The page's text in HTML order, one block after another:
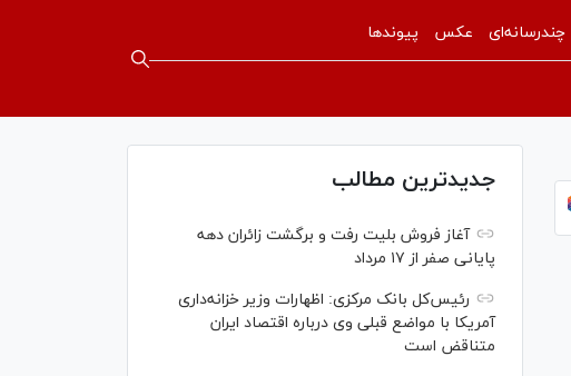
چندرسانه‌ای عکس پیوندها
جدیدترین مطالب
آغاز فروش بلیت رفت و برگشت زائران دهه
پایانی صفر از ۱۷ مرداد
رئیس‌کل بانک مرکزی: اظهارات وزیر خزانه‌داری
آمریکا با مواضع قبلی وی درباره اقتصاد ایران
متناقض است